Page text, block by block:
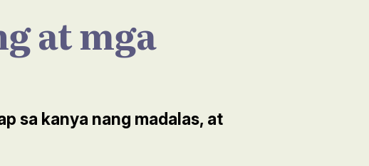
at mga
sa kanya nang madalas, at